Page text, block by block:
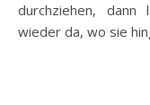
durchziehen, dann
wieder da, wo sie